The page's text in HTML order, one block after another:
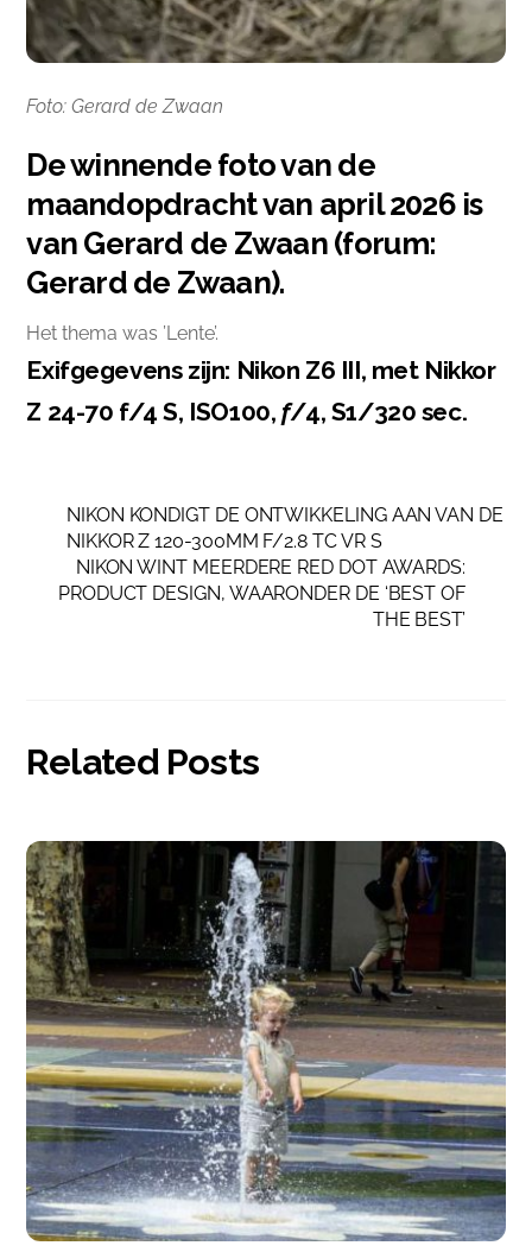
Foto: Gerard de Zwaan
De winnende foto van de
maandopdracht van april 2026 is
van Gerard de Zwaan (forum:
Gerard de Zwaan).
Het thema was ’Lente’.
Exifgegevens zijn: Nikon Z6 III, met Nikkor
Z 24-70 f/4 S, ISO100, f/4, S1/320 sec.
NIKON KONDIGT DE ONTWIKKELING AAN VAN DE
NIKKOR Z 120-300MM F/2.8 TC VR S
NIKON WINT MEERDERE RED DOT AWARDS:
PRODUCT DESIGN, WAARONDER DE ‘BEST OF
THE BEST’
Related Posts